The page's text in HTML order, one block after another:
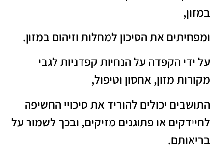
במזון,
ומפחיתים את הסיכון למחלות וזיהום במזון.
על ידי הקפדה על הנחיות קפדניות לגבי
מקורות מזון, אחסון וטיפול,
התושבים יכולים להוריד את סיכויי החשיפה
לחיידקים או פתוגנים מזיקים, ובכך לשמור על
בריאותם.